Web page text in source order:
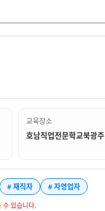
교육장소
호남직업전문학교북광주
# 재직자 # 자영업자
수 있습니다.